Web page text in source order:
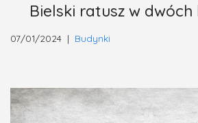
Bielski ratusz w
07/01/2024 Budynki